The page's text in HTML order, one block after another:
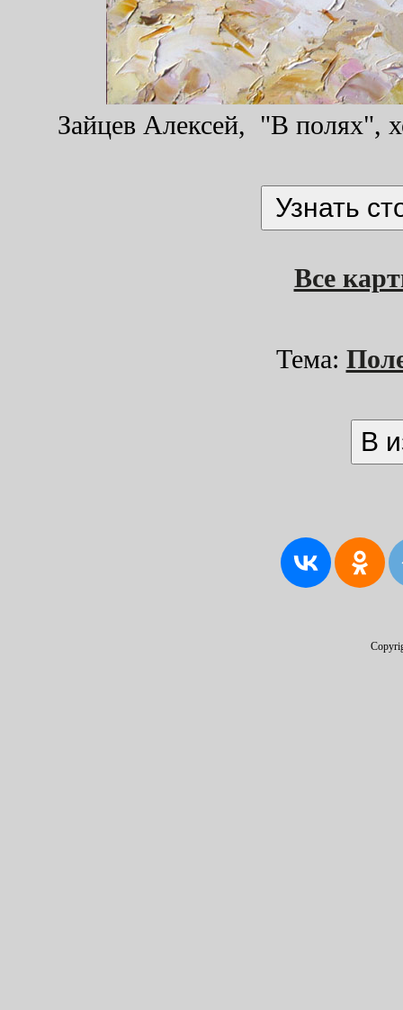
Зайцев Алексей, "В полях",
Все
Тема: